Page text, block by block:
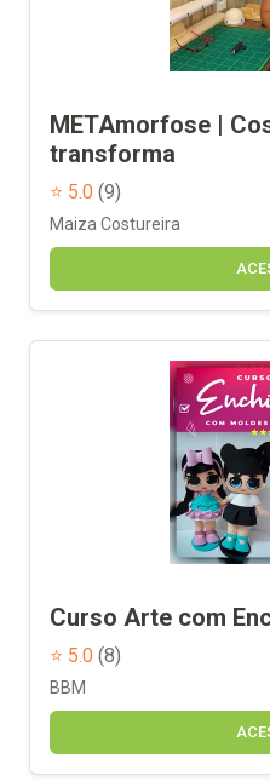
METAmorfose |
transforma
⭐ 5.0 (9)
Maiza Costureira
Curso Arte com
⭐ 5.0 (8)
BBM